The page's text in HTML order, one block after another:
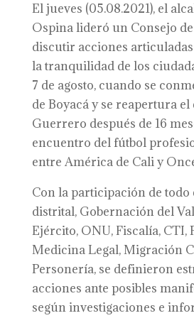
El jueves (05.08.2021), el
Ospina lideró un Consejo
discutir acciones
la tranquilidad de los
7 de agosto, cuando se
de Boyacá y se reapertura el
Guerrero después de 16
encuentro del fútbol
entre América de Cali y
Con la participación de todo
distrital, Gobernación del
Ejército, ONU, Fiscalía,
Medicina Legal, Migración
Personería, se definieron
acciones ante posibles
según investigaciones e